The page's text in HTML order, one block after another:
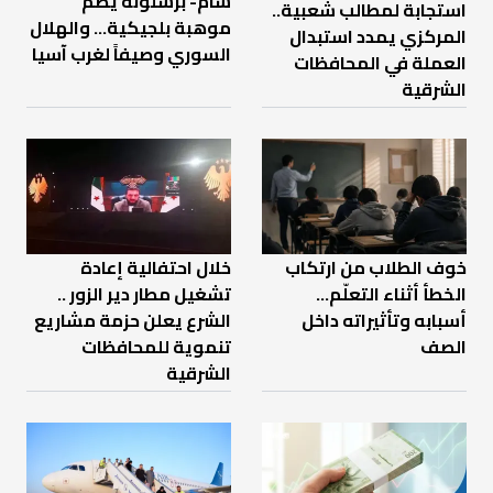
استجابة لمطالب شعبية..
المركزي يمدد استبدال
العملة في المحافظات
الشرقية
موهبة بلجيكية... والهلال
السوري وصيفاً لغرب آسيا
خوف الطلاب من ارتكاب
الخطأ أثناء التعلّم…
أسبابه وتأثيراته داخل
الصف
خلال احتفالية إعادة
تشغيل مطار دير الزور ..
الشرع يعلن حزمة مشاريع
تنموية للمحافظات
الشرقية